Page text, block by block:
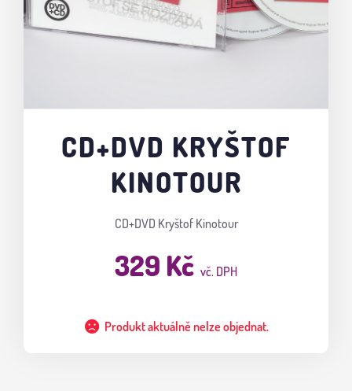
CD+DVD KRYŠTOF
KINOTOUR
CD+DVD Kryštof Kinotour
329 Kč vč. DPH
Produkt aktuálně nelze objednat.